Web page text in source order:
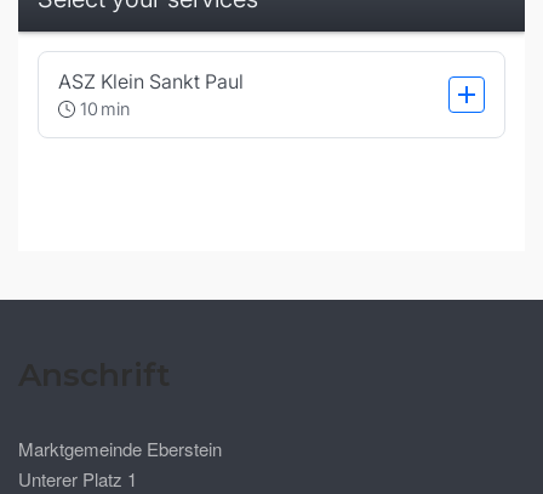
Marktgemeinde Eberstein
Unterer Platz 1